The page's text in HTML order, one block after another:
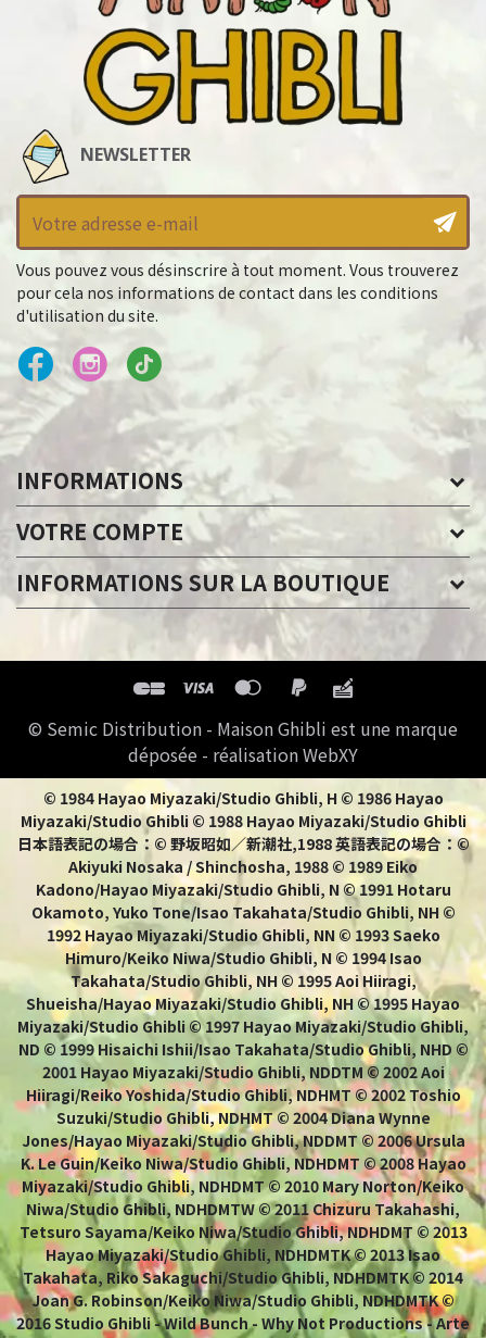
NEWSLETTER
Vous pouvez vous désinscrire à tout moment. Vous trouverez
pour cela nos informations de contact dans les conditions
d'utilisation du site.
INFORMATIONS
VOTRE COMPTE
INFORMATIONS SUR LA BOUTIQUE
© Semic Distribution - Maison Ghibli est une marque
déposée - réalisation WebXY
© 1984 Hayao Miyazaki/Studio Ghibli, H © 1986 Hayao
Miyazaki/Studio Ghibli © 1988 Hayao Miyazaki/Studio Ghibli
日本語表記の場合：© 野坂昭如／新潮社,1988 英語表記の場合：©
Akiyuki Nosaka / Shinchosha, 1988 © 1989 Eiko
Kadono/Hayao Miyazaki/Studio Ghibli, N © 1991 Hotaru
Okamoto, Yuko Tone/Isao Takahata/Studio Ghibli, NH ©
1992 Hayao Miyazaki/Studio Ghibli, NN © 1993 Saeko
Himuro/Keiko Niwa/Studio Ghibli, N © 1994 Isao
Takahata/Studio Ghibli, NH © 1995 Aoi Hiiragi,
Shueisha/Hayao Miyazaki/Studio Ghibli, NH © 1995 Hayao
Miyazaki/Studio Ghibli © 1997 Hayao Miyazaki/Studio Ghibli,
ND © 1999 Hisaichi Ishii/Isao Takahata/Studio Ghibli, NHD ©
2001 Hayao Miyazaki/Studio Ghibli, NDDTM © 2002 Aoi
Hiiragi/Reiko Yoshida/Studio Ghibli, NDHMT © 2002 Toshio
Suzuki/Studio Ghibli, NDHMT © 2004 Diana Wynne
Jones/Hayao Miyazaki/Studio Ghibli, NDDMT © 2006 Ursula
K. Le Guin/Keiko Niwa/Studio Ghibli, NDHDMT © 2008 Hayao
Miyazaki/Studio Ghibli, NDHDMT © 2010 Mary Norton/Keiko
Niwa/Studio Ghibli, NDHDMTW © 2011 Chizuru Takahashi,
Tetsuro Sayama/Keiko Niwa/Studio Ghibli, NDHDMT © 2013
Hayao Miyazaki/Studio Ghibli, NDHDMTK © 2013 Isao
Takahata, Riko Sakaguchi/Studio Ghibli, NDHDMTK © 2014
Joan G. Robinson/Keiko Niwa/Studio Ghibli, NDHDMTK ©
2016 Studio Ghibli - Wild Bunch - Why Not Productions - Arte